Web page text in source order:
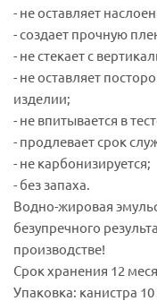
- не оставляет
- создает прочную
- не стекает с
- не оставляет
изделии;
- не впитывается в
- продлевает срок
- не карбонизируется;
- без запаха.
Водно-жировая
безупречного
производстве!
Срок хранения 12
Упаковка: канистра 10